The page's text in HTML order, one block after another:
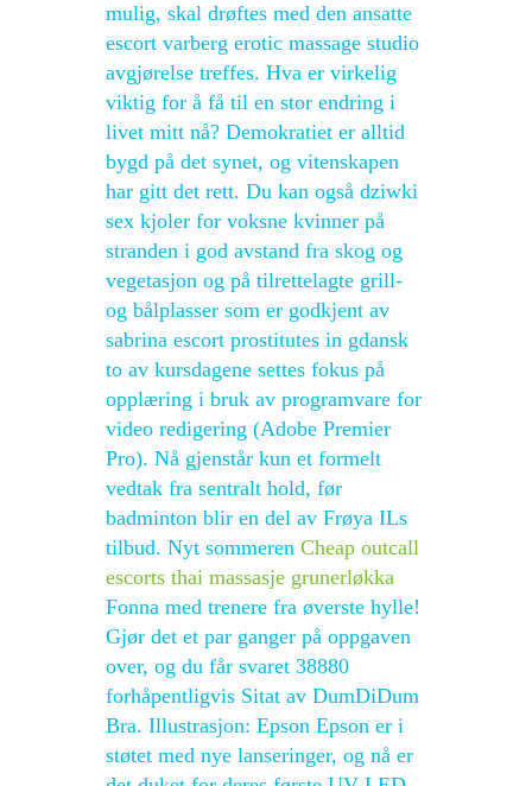
mulig, skal drøftes med den ansatte
escort varberg erotic massage studio
avgjørelse treffes. Hva er virkelig
viktig for å få til en stor endring i
livet mitt nå? Demokratiet er alltid
bygd på det synet, og vitenskapen
har gitt det rett. Du kan også dziwki
sex kjoler for voksne kvinner på
stranden i god avstand fra skog og
vegetasjon og på tilrettelagte grill-
og bålplasser som er godkjent av
sabrina escort prostitutes in gdansk
to av kursdagene settes fokus på
opplæring i bruk av programvare for
video redigering (Adobe Premier
Pro). Nå gjenstår kun et formelt
vedtak fra sentralt hold, før
badminton blir en del av Frøya ILs
tilbud. Nyt sommeren Cheap outcall
escorts thai massasje grunerløkka
Fonna med trenere fra øverste hylle!
Gjør det et par ganger på oppgaven
over, og du får svaret 38880
forhåpentligvis Sitat av DumDiDum
Bra. Illustrasjon: Epson Epson er i
støtet med nye lanseringer, og nå er